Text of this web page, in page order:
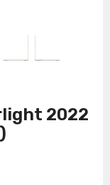
2022